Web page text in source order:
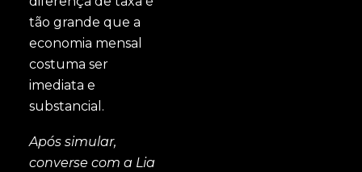
tão grande que a
economia mensal
costuma ser
imediata e
substancial.
Após simular,
converse com a Lia